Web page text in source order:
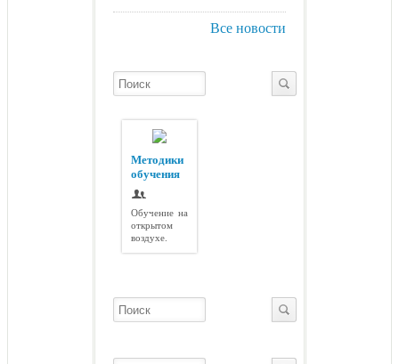
Все новости
Методики
обучения
Обучение на
открытом
воздухе.